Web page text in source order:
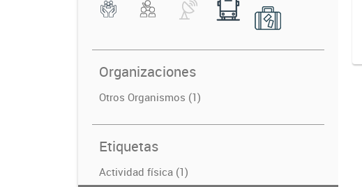
Organizaciones
Otros Organismos (1)
Etiquetas
Actividad física (1)